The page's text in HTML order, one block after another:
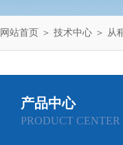
网站首页 ＞ 技术中心 ＞ 从
产品中心
PRODUCT CENTER